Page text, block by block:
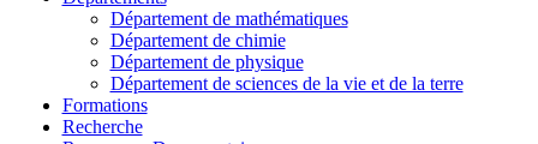
Département de mathématiques
Département de chimie
Département de physique
Département de sciences de la vie et de la terre
Formations
Recherche